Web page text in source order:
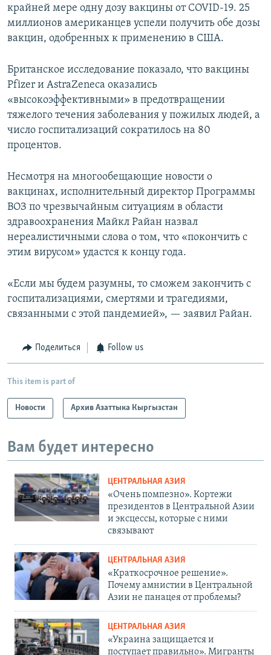
крайней мере одну дозу вакцины от COVID-19. 25
миллионов американцев успели получить обе дозы
вакцин, одобренных к применению в США.
Британское исследование показало, что вакцины
Pfizer и AstraZeneca оказались
«высокоэффективными» в предотвращении
тяжелого течения заболевания у пожилых людей, а
число госпитализаций сократилось на 80
процентов.
Несмотря на многообещающие новости о
вакцинах, исполнительный директор Программы
ВОЗ по чрезвычайным ситуациям в области
здравоохранения Майкл Райан назвал
нереалистичными слова о том, что «покончить с
этим вирусом» удастся к концу года.
«Если мы будем разумны, то сможем закончить с
госпитализациями, смертями и трагедиями,
связанными с этой пандемией», — заявил Райан.
Поделиться Follow us
This item is part of
Новости Архив Азаттыка Кыргызстан
Вам будет интересно
ЦЕНТРАЛЬНАЯ АЗИЯ
«Очень помпезно». Кортежи
президентов в Центральной Азии
и эксцессы, которые с ними
связывают
ЦЕНТРАЛЬНАЯ АЗИЯ
«Краткосрочное решение».
Почему амнистии в Центральной
Азии не панацея от проблемы?
ЦЕНТРАЛЬНАЯ АЗИЯ
«Украина защищается и
поступает правильно». Мигранты